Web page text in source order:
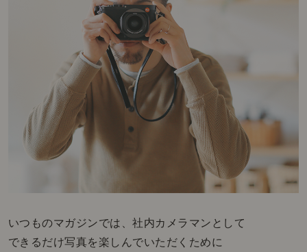
いつものマガジンでは、社内カメラマンとして
できるだけ写真を楽しんでいただくために